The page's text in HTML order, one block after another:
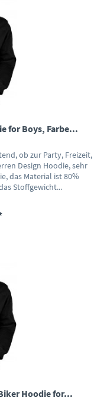
for Boys, Farbe...
ob zur Party, Freizeit,
Design Hoodie, sehr
das Material ist 80%
Stoffgewicht...
Hoodie for...